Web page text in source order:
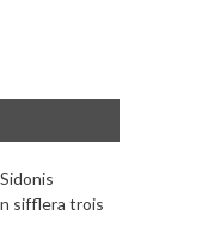
sifflera trois